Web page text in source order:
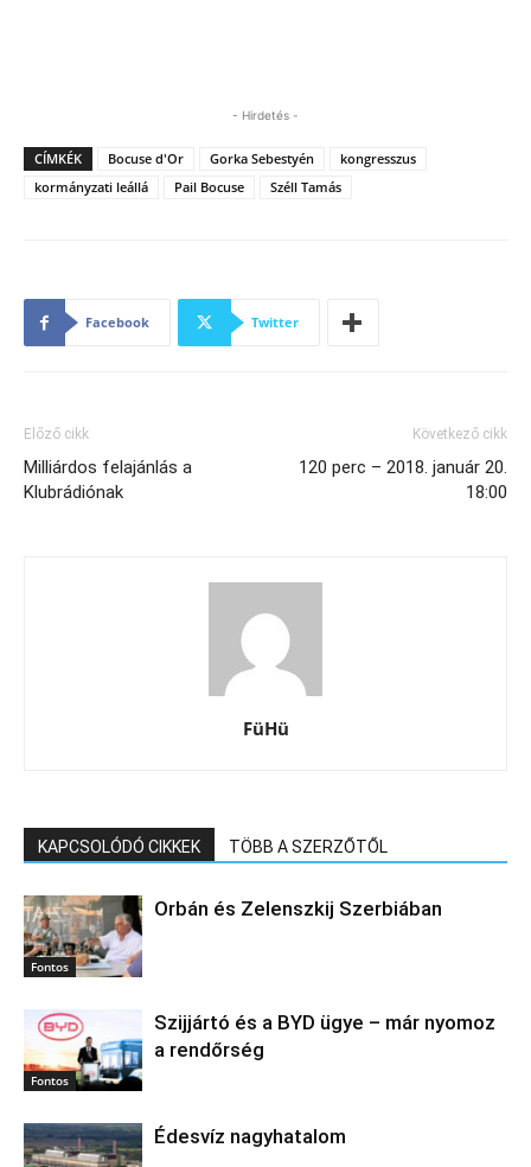
- Hirdetés -
CÍMKÉK Bocuse d'Or Gorka Sebestyén
kongresszus
kormányzati leállá
Pail Bocuse Széll Tamás
Facebook Twitter
Előző cikk
Milliárdos felajánlás a
Klubrádiónak
Következő cikk
120 perc – 2018. január 20.
18:00
FüHü
KAPCSOLÓDÓ CIKKEK TÖBB A SZERZŐTŐL
Fontos
Orbán és Zelenszkij Szerbiában
Fontos
Szijjártó és a BYD ügye – már nyomoz
a rendőrség
Édesvíz nagyhatalom